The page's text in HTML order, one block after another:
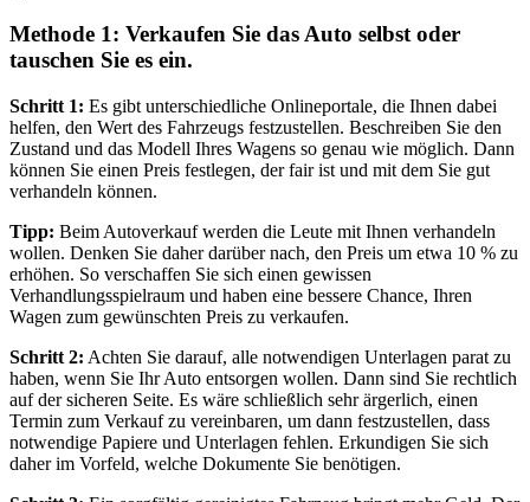
Methode 1: Verkaufen Sie das Auto selbst oder
tauschen Sie es ein.
Schritt 1: Es gibt unterschiedliche Onlineportale, die Ihnen dabei
helfen, den Wert des Fahrzeugs festzustellen. Beschreiben Sie den
Zustand und das Modell Ihres Wagens so genau wie möglich. Dann
können Sie einen Preis festlegen, der fair ist und mit dem Sie gut
verhandeln können.
Tipp: Beim Autoverkauf werden die Leute mit Ihnen verhandeln
wollen. Denken Sie daher darüber nach, den Preis um etwa 10 % zu
erhöhen. So verschaffen Sie sich einen gewissen
Verhandlungsspielraum und haben eine bessere Chance, Ihren
Wagen zum gewünschten Preis zu verkaufen.
Schritt 2: Achten Sie darauf, alle notwendigen Unterlagen parat zu
haben, wenn Sie Ihr Auto entsorgen wollen. Dann sind Sie rechtlich
auf der sicheren Seite. Es wäre schließlich sehr ärgerlich, einen
Termin zum Verkauf zu vereinbaren, um dann festzustellen, dass
notwendige Papiere und Unterlagen fehlen. Erkundigen Sie sich
daher im Vorfeld, welche Dokumente Sie benötigen.